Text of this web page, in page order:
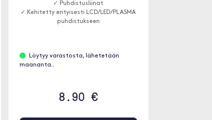
✓ Puhdistusliinat
✓ Kehitetty erityisesti LCD/LED/PLASMA
puhdistukseen
Löytyy varastosta, lähetetään
maananta..
8.90 €